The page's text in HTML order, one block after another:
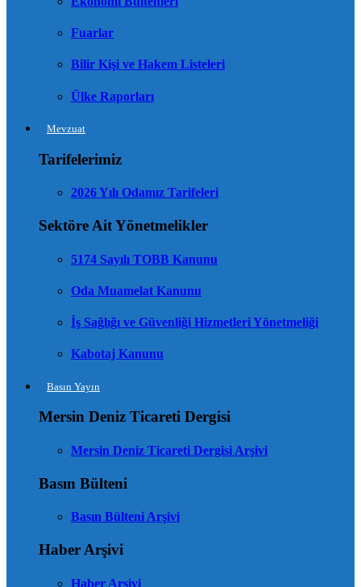
Fuarlar
Bilir Kişi ve Hakem Listeleri
Ülke Raporları
Mevzuat
Tarifelerimiz
2026 Yılı Odamız Tarifeleri
Sektöre Ait Yönetmelikler
5174 Sayılı TOBB Kanunu
Oda Muamelat Kanunu
İş Sağlığı ve Güvenliği Hizmetleri Yönetmeliği
Kabotaj Kanunu
Basın Yayın
Mersin Deniz Ticareti Dergisi
Mersin Deniz Ticareti Dergisi Arşivi
Basın Bülteni
Basın Bülteni Arşivi
Haber Arşivi
Haber Arşivi